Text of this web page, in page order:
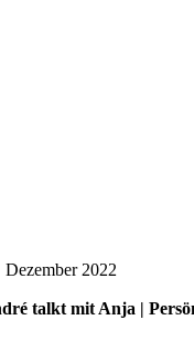
Dezember 2022
talkt mit Anja |